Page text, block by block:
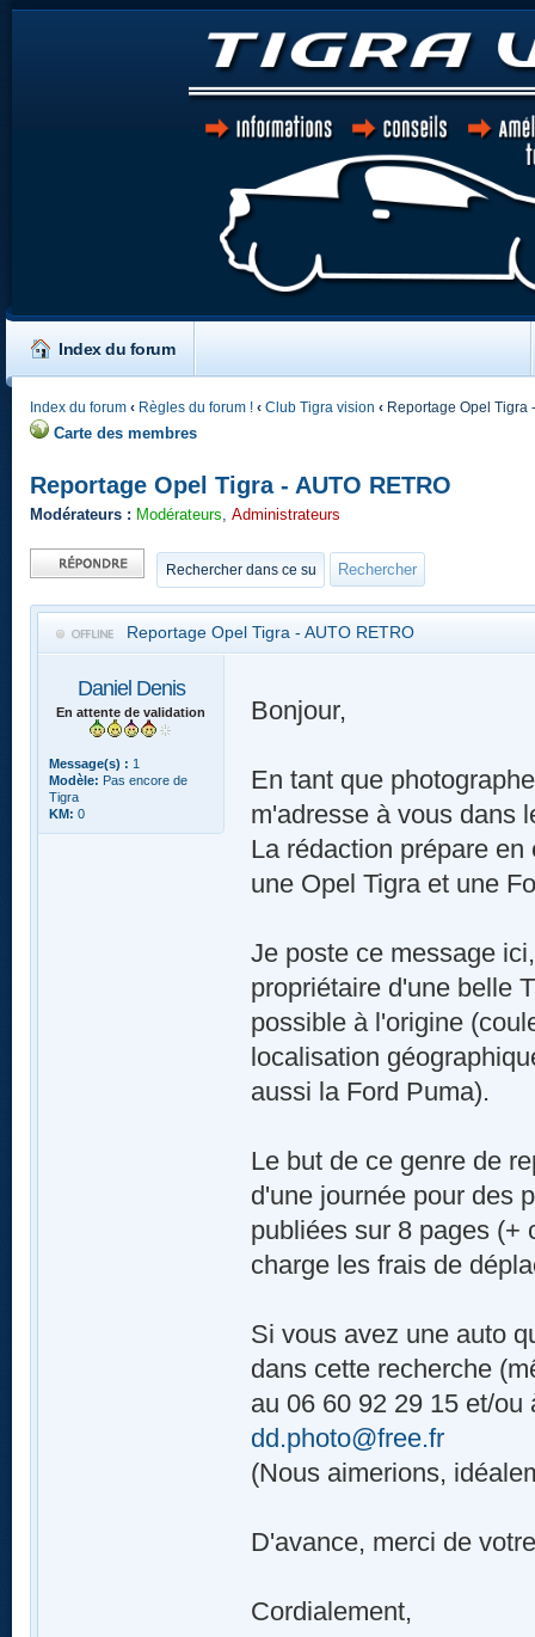
Index du forum
Index du forum ‹ Règles du forum ! ‹ Club Tigra vision ‹ Reportage Opel Tigra
Carte des membres
Reportage Opel Tigra - AUTO RETRO
Modérateurs : Modérateurs, Administrateurs
Publier une
réponse
Reportage Opel Tigra - AUTO RETRO
Daniel Denis
En attente de validation
Message(s) : 1
Modèle: Pas encore de
Tigra
KM: 0
Bonjour,
En tant que
m'adresse à vous dans
La rédaction prépare
une Opel Tigra et une
Je poste ce message
propriétaire d'une belle
possible à l'origine
localisation
aussi la Ford Puma).
Le but de ce genre de
d'une journée pour des
publiées sur 8 pages (+
charge les frais de
Si vous avez une auto
dans cette recherche
au 06 60 92 29 15 et/
dd.photo@free.fr
(Nous aimerions,
D'avance, merci de
Cordialement,